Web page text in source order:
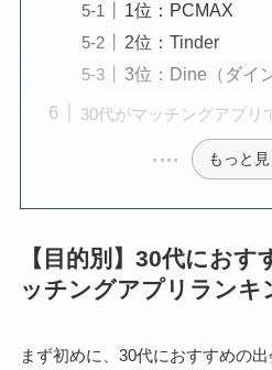
1位：PCMAX
2位：Tinder
3位：Dine（ダイン
30代がマッチングアプリ
もっと見
【目的別】30代にお
ッチングアプリランキ
まず初めに、30代におすすめの